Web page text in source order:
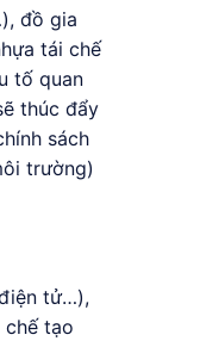
đồ gia
tái chế
tố quan
thúc đẩy
sách
trường)
tử…),
chế tạo